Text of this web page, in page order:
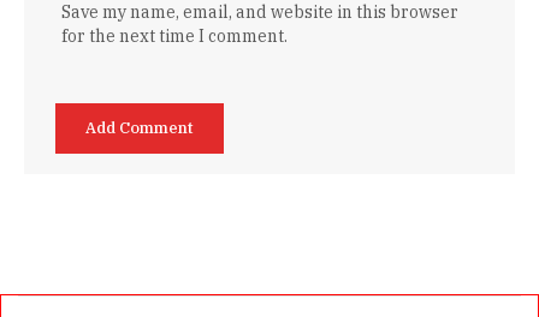
Save my name, email, and website in this browser
for the next time I comment.